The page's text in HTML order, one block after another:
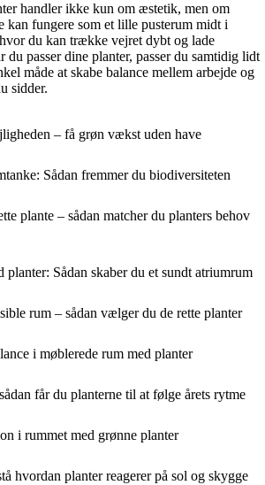
handler ikke kun om æstetik, men om
fungere som et lille pusterum midt i
du kan trække vejret dybt og lade
du passer dine planter, passer du samtidig lidt
måde at skabe balance mellem arbejde og
sidder.
– få grøn vækst uden have
Sådan fremmer du biodiversiteten
plante – sådan matcher du planters behov
Sådan skaber du et sundt atriumrum
rum – sådan vælger du de rette planter
i møblerede rum med planter
får du planterne til at følge årets rytme
i rummet med grønne planter
hvordan planter reagerer på sol og skygge